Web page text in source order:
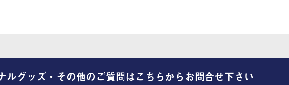
ルグッズ・その他のご質問はこちらからお問合せ下さい